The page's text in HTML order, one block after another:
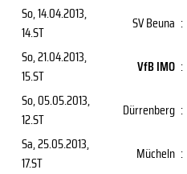
So, 14.04.2013,
14.ST
SV Beuna :
So, 21.04.2013,
15.ST
VfB IMO :
So, 05.05.2013,
12.ST
Dürrenberg :
Sa, 25.05.2013,
17.ST
Mücheln :